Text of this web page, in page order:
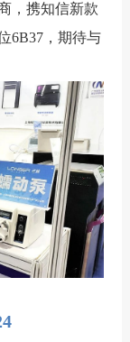
，携知信新款
6B37，期待与